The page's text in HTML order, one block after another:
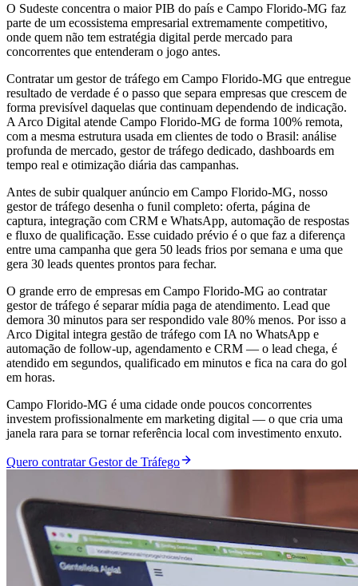
O Sudeste concentra o maior PIB do país e Campo Florido-MG faz
parte de um ecossistema empresarial extremamente competitivo,
onde quem não tem estratégia digital perde mercado para
concorrentes que entenderam o jogo antes.
Contratar um gestor de tráfego em Campo Florido-MG que entregue
resultado de verdade é o passo que separa empresas que crescem de
forma previsível daquelas que continuam dependendo de indicação.
A Arco Digital atende Campo Florido-MG de forma 100% remota,
com a mesma estrutura usada em clientes de todo o Brasil: análise
profunda de mercado, gestor de tráfego dedicado, dashboards em
tempo real e otimização diária das campanhas.
Antes de subir qualquer anúncio em Campo Florido-MG, nosso
gestor de tráfego desenha o funil completo: oferta, página de
captura, integração com CRM e WhatsApp, automação de respostas
e fluxo de qualificação. Esse cuidado prévio é o que faz a diferença
entre uma campanha que gera 50 leads frios por semana e uma que
gera 30 leads quentes prontos para fechar.
O grande erro de empresas em Campo Florido-MG ao contratar
gestor de tráfego é separar mídia paga de atendimento. Lead que
demora 30 minutos para ser respondido vale 80% menos. Por isso a
Arco Digital integra gestão de tráfego com IA no WhatsApp e
automação de follow-up, agendamento e CRM — o lead chega, é
atendido em segundos, qualificado em minutos e fica na cara do gol
em horas.
Campo Florido-MG é uma cidade onde poucos concorrentes
investem profissionalmente em marketing digital — o que cria uma
janela rara para se tornar referência local com investimento enxuto.
Quero contratar Gestor de Tráfego